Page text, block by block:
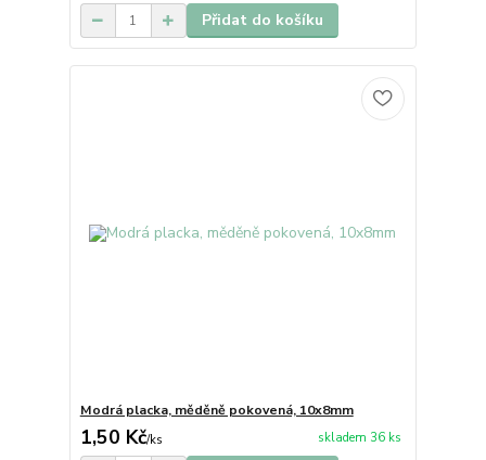
Přidat do košíku
Modrá placka, měděně pokovená, 10x8mm
1,50 Kč/ks skladem 36 ks